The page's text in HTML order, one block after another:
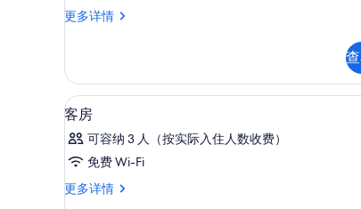
卧
所
有
照
片
更多详情
行
1
间
卧
更
多
息
显
示
客
的
高档床上用品、羽绒被
14
客房
可容纳 3 人（按实际入住人数收费）
免费 Wi-Fi
更多详情
客